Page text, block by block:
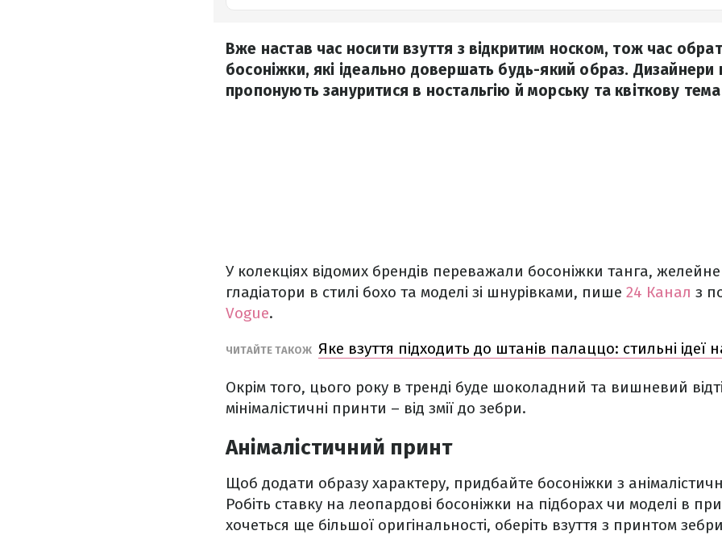
Вже настав час носити взуття з відкритим носком, тож час
босоніжки, які ідеально довершать будь-який образ. Дизайнери
пропонують зануритися в ностальгію й морську та квіткову
У колекціях відомих брендів переважали босоніжки танга, желейне
гладіатори в стилі бохо та моделі зі шнурівками, пише 24 Канал з
Vogue.
ЧИТАЙТЕ ТАКОЖ Яке взуття підходить до штанів палаццо: стильні ідеї
Окрім того, цього року в тренді буде шоколадний та вишневий
мінімалістичні принти – від змії до зебри.
Анімалістичний принт
Щоб додати образу характеру, придбайте босоніжки з
Робіть ставку на леопардові босоніжки на підборах чи моделі в
хочеться ще більшої оригінальності, оберіть взуття з принтом